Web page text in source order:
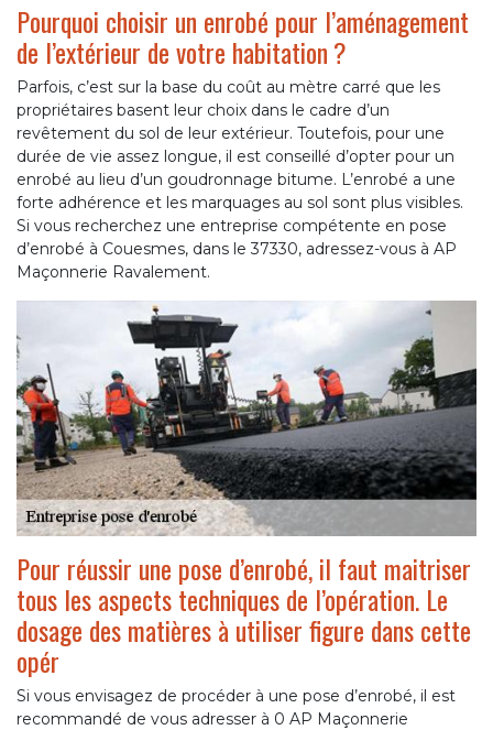
Pourquoi choisir un enrobé pour l’aménagement
de l’extérieur de votre habitation ?
Parfois, c’est sur la base du coût au mètre carré que les
propriétaires basent leur choix dans le cadre d’un
revêtement du sol de leur extérieur. Toutefois, pour une
durée de vie assez longue, il est conseillé d’opter pour un
enrobé au lieu d’un goudronnage bitume. L’enrobé a une
forte adhérence et les marquages au sol sont plus visibles.
Si vous recherchez une entreprise compétente en pose
d’enrobé à Couesmes, dans le 37330, adressez-vous à AP
Maçonnerie Ravalement.
Pour réussir une pose d’enrobé, il faut maitriser
tous les aspects techniques de l’opération. Le
dosage des matières à utiliser figure dans cette
opér
Si vous envisagez de procéder à une pose d’enrobé, il est
recommandé de vous adresser à 0 AP Maçonnerie